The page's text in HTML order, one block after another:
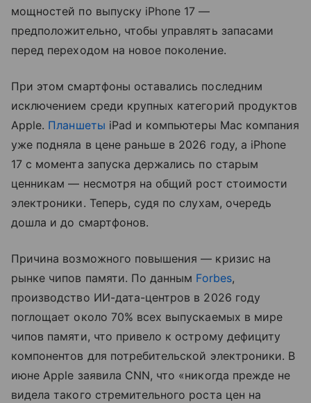
мощностей по выпуску iPhone 17 —
предположительно, чтобы управлять запасами
перед переходом на новое поколение.
При этом смартфоны оставались последним
исключением среди крупных категорий продуктов
Apple. Планшеты iPad и компьютеры Mac компания
уже подняла в цене раньше в 2026 году, а iPhone
17 с момента запуска держались по старым
ценникам — несмотря на общий рост стоимости
электроники. Теперь, судя по слухам, очередь
дошла и до смартфонов.
Причина возможного повышения — кризис на
рынке чипов памяти. По данным Forbes,
производство ИИ-дата-центров в 2026 году
поглощает около 70% всех выпускаемых в мире
чипов памяти, что привело к острому дефициту
компонентов для потребительской электроники. В
июне Apple заявила CNN, что «никогда прежде не
видела такого стремительного роста цен на